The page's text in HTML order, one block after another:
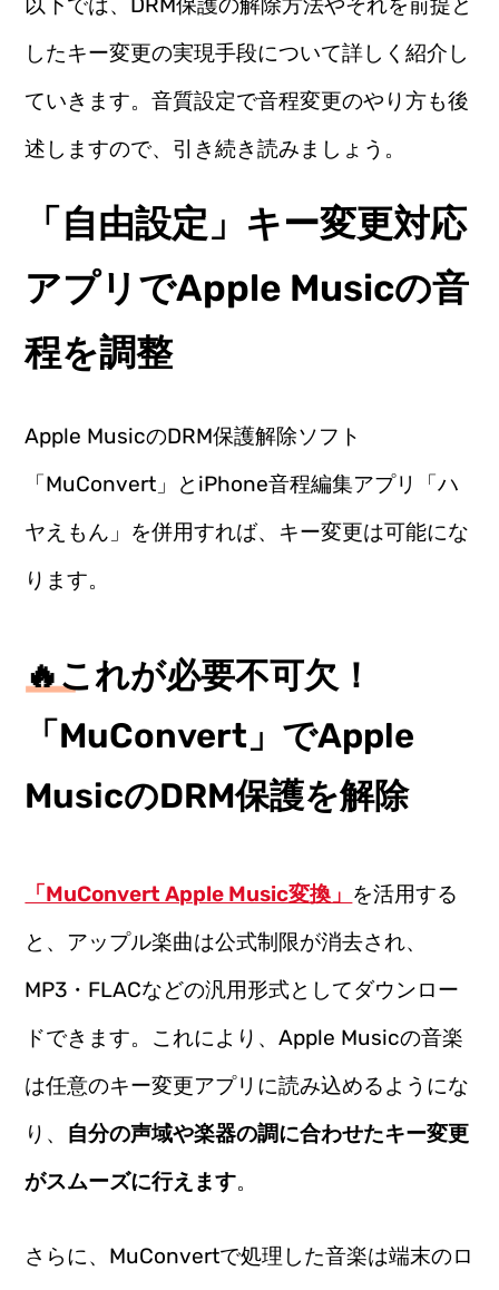
以下では、DRM保護の解除方法やそれを前提と
したキー変更の実現手段について詳しく紹介し
ていきます。音質設定で音程変更のやり方も後
述しますので、引き続き読みましょう。
「自由設定」キー変更対応
アプリでApple Musicの音
程を調整
Apple MusicのDRM保護解除ソフト
「MuConvert」とiPhone音程編集アプリ「ハ
ヤえもん」を併用すれば、キー変更は可能にな
ります。
🔥これが必要不可欠！
「MuConvert」でApple
MusicのDRM保護を解除
「MuConvert Apple Music変換」 を活用する
と、アップル楽曲は公式制限が消去され、
MP3・FLACなどの汎用形式としてダウンロー
ドできます。これにより、Apple Musicの音楽
は任意のキー変更アプリに読み込めるようにな
り、 自分の声域や楽器の調に合わせたキー変更
がスムーズに行えます。
さらに、MuConvertで処理した音楽は端末のロ